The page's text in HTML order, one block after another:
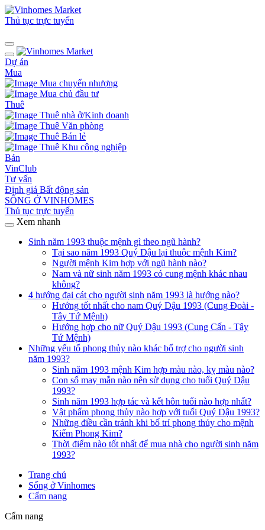
Thủ tục trực tuyến
Dự án
Mua
Mua chuyển nhượng
Mua chủ đầu tư
Thuê
Thuê nhà ở/Kinh doanh
Thuê Văn phòng
Thuê Bán lẻ
Thuê Khu công nghiệp
Bán
VinClub
Tư vấn
Định giá Bất động sản
SỐNG Ở VINHOMES
Thủ tục trực tuyến
Xem nhanh
Sinh năm 1993 thuộc mệnh gì theo ngũ hành?
Tại sao năm 1993 Quý Dậu lại thuộc mệnh Kim?
Người mệnh Kim hợp với ngũ hành nào?
Nam và nữ sinh năm 1993 có cung mệnh khác nhau
không?
4 hướng đại cát cho người sinh năm 1993 là hướng nào?
Hướng tốt nhất cho nam Quý Dậu 1993 (Cung Đoài -
Tây Tứ Mệnh)
Hướng hợp cho nữ Quý Dậu 1993 (Cung Cấn - Tây
Tứ Mệnh)
Những yếu tố phong thủy nào khác bổ trợ cho người sinh
năm 1993?
Sinh năm 1993 mệnh Kim hợp màu nào, kỵ màu nào?
Con số may mắn nào nên sử dụng cho tuổi Quý Dậu
1993?
Sinh năm 1993 hợp tác và kết hôn tuổi nào hợp nhất?
Vật phẩm phong thủy nào hợp với tuổi Quý Dậu 1993?
Những điều cần tránh khi bố trí phong thủy cho mệnh
Kiếm Phong Kim?
Thời điểm nào tốt nhất để mua nhà cho người sinh năm
1993?
Trang chủ
Sống ở Vinhomes
Cẩm nang
Cẩm nang